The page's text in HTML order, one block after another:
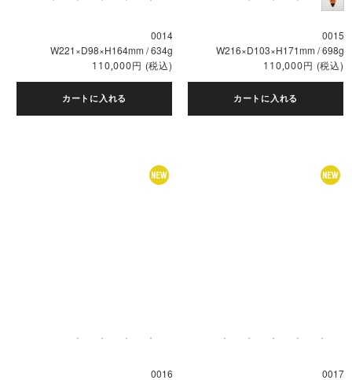
0014
W221×D98×H164mm / 634g
110,000円 (税込)
カートに入れる
0015
W216×D103×H171mm / 698g
110,000円 (税込)
カートに入れる
0016
0017